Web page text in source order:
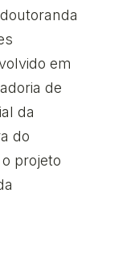
em
de
da
do
projeto